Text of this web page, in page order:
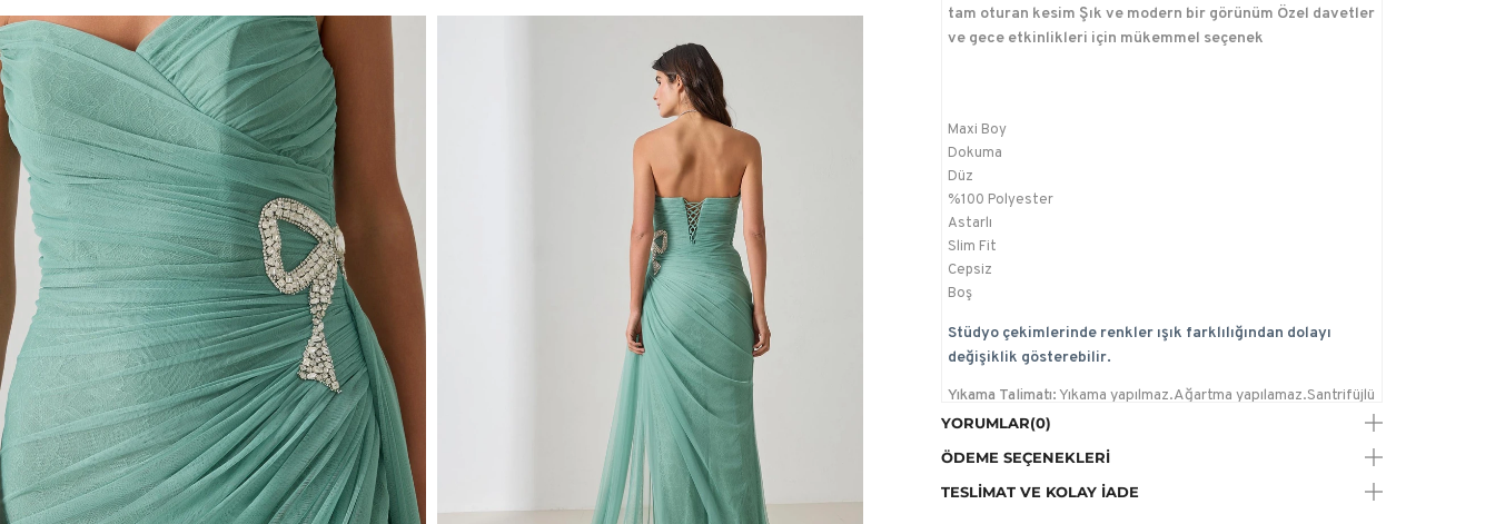
tam oturan kesim Şık ve modern bir görünüm Özel davetler
ve gece etkinlikleri için mükemmel seçenek
Maxi Boy
Dokuma
Düz
%100 Polyester
Astarlı
Slim Fit
Cepsiz
Boş
Stüdyo çekimlerinde renkler ışık farklılığından dolayı
değişiklik gösterebilir.
Yıkama Talimatı:Yıkama yapılmaz.Ağartma yapılamaz.Santrifüjlü
makinada kurutma yapılamaz.-Düşük sıcaklıkta, max.110C
yapılabilir., Çamaşır Suyu Konamaz
Ütüleme Talimatı:Ütülenemez
YORUMLAR(0)
ÖDEME SEÇENEKLERI
TESLIMAT VE KOLAY İADE